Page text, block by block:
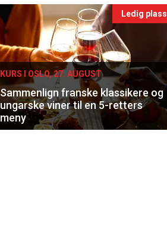
Ledig plass
KURS I OSLO, 27. AUGUST
Sammenlign franske klassikere og
ungarske viner til en 5-retters
meny